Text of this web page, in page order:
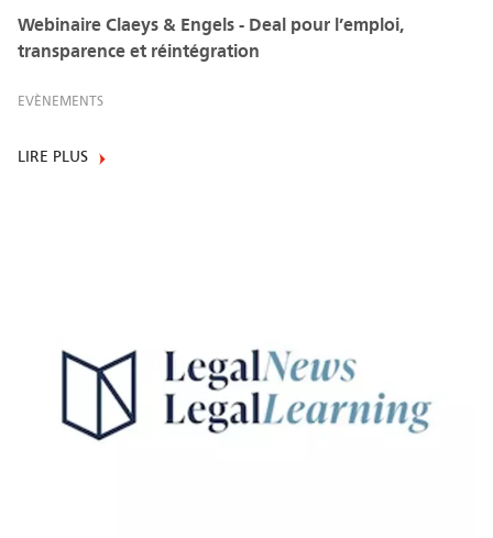
Webinaire Claeys & Engels - Deal pour l’emploi,
transparence et réintégration
EVÈNEMENTS
LIRE PLUS